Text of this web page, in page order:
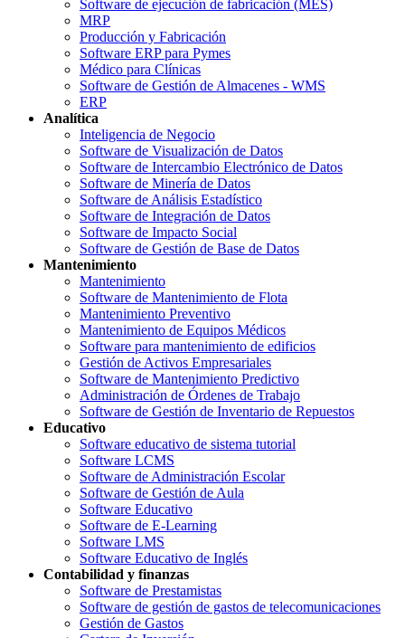
Software de ejecución de fabricación (MES)
MRP
Producción y Fabricación
Software ERP para Pymes
Médico para Clínicas
Software de Gestión de Almacenes - WMS
ERP
Analítica
Inteligencia de Negocio
Software de Visualización de Datos
Software de Intercambio Electrónico de Datos
Software de Minería de Datos
Software de Análisis Estadístico
Software de Integración de Datos
Software de Impacto Social
Software de Gestión de Base de Datos
Mantenimiento
Mantenimiento
Software de Mantenimiento de Flota
Mantenimiento Preventivo
Mantenimiento de Equipos Médicos
Software para mantenimiento de edificios
Gestión de Activos Empresariales
Software de Mantenimiento Predictivo
Administración de Órdenes de Trabajo
Software de Gestión de Inventario de Repuestos
Educativo
Software educativo de sistema tutorial
Software LCMS
Software de Administración Escolar
Software de Gestión de Aula
Software Educativo
Software de E-Learning
Software LMS
Software Educativo de Inglés
Contabilidad y finanzas
Software de Prestamistas
Software de gestión de gastos de telecomunicaciones
Gestión de Gastos